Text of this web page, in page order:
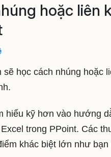
hoặc liên
học cách nhúng hoặc
kỹ hơn vào hướng
trong PPoint. Các
khác biệt lớn như